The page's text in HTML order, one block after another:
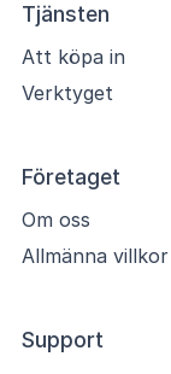
Tjänsten
Att köpa in
Verktyget
Företaget
Om oss
Allmänna villkor
Support